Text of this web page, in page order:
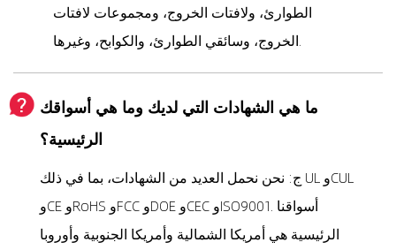
الطوارئ، ولافتات الخروج، ومجموعات لافتات
الخروج، وسائقي الطوارئ، والكوابح، وغيرها.
ما هي الشهادات التي لديك وما هي أسواقك
الرئيسية؟
ج: نحن نحمل العديد من الشهادات، بما في ذلك UL وCUL
وCE وRoHS وFCC وDOE وCEC وISO9001. أسواقنا
الرئيسية هي أمريكا الشمالية وأمريكا الجنوبية وأوروبا